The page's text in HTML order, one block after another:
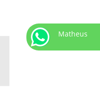
Matheus